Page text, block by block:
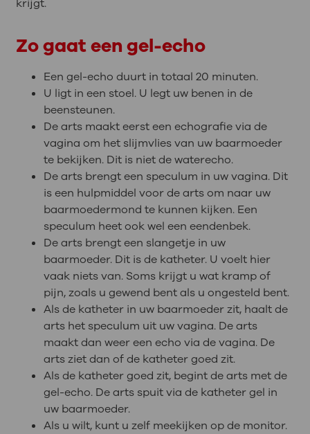
krijgt.
Zo gaat een gel-echo
Een gel-echo duurt in totaal 20 minuten.
U ligt in een stoel. U legt uw benen in de
beensteunen.
De arts maakt eerst een echografie via de
vagina om het slijmvlies van uw baarmoeder
te bekijken. Dit is niet de waterecho.
De arts brengt een speculum in uw vagina. Dit
is een hulpmiddel voor de arts om naar uw
baarmoedermond te kunnen kijken. Een
speculum heet ook wel een eendenbek.
De arts brengt een slangetje in uw
baarmoeder. Dit is de katheter. U voelt hier
vaak niets van. Soms krijgt u wat kramp of
pijn, zoals u gewend bent als u ongesteld bent.
Als de katheter in uw baarmoeder zit, haalt de
arts het speculum uit uw vagina. De arts
maakt dan weer een echo via de vagina. De
arts ziet dan of de katheter goed zit.
Als de katheter goed zit, begint de arts met de
gel-echo. De arts spuit via de katheter gel in
uw baarmoeder.
Als u wilt, kunt u zelf meekijken op de monitor.